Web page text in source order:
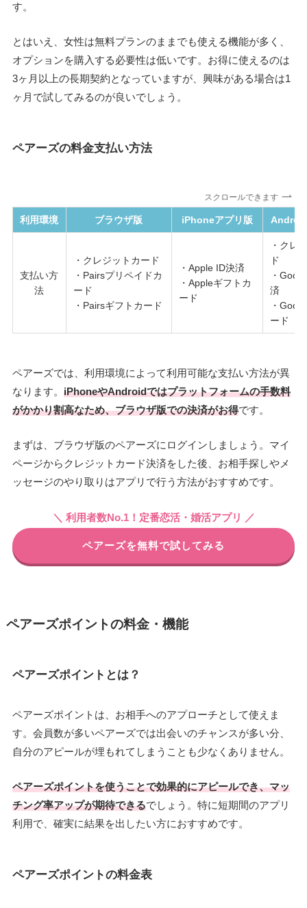
す。
とはいえ、女性は無料プランのままでも使える機能が多く、
オプションを購入する必要性は低いです。お得に使えるのは
3ヶ月以上の長期契約となっていますが、興味がある場合は1
ヶ月で試してみるのが良いでしょう。
ペアーズの料金支払い方法
スクロールできます
利用環境 ブラウザ版 iPhoneアプリ版
支払い方
法
・クレジットカード
・Pairsプリペイドカ
ード
・Pairsギフトカード
・Apple ID決済
・Appleギフトカ
ード
・クレ
ド
・
済
・
ード
ペアーズでは、利用環境によって利用可能な支払い方法が異
なります。 iPhoneやAndroidではプラットフォームの手数料
がかかり割高なため、ブラウザ版での決済がお得です。
まずは、ブラウザ版のペアーズにログインしましょう。マイ
ページからクレジットカード決済をした後、お相手探しやメ
ッセージのやり取りはアプリで行う方法がおすすめです。
＼ 利用者数No.1！定番恋活・婚活アプリ ／
ペアーズを無料で試してみる
ペアーズポイントの料金・機能
ペアーズポイントとは？
ペアーズポイントは、お相手へのアプローチとして使えま
す。会員数が多いペアーズでは出会いのチャンスが多い分、
自分のアピールが埋もれてしまうことも少なくありません。
ペアーズポイントを使うことで効果的にアピールでき、マッ
チング率アップが期待できるでしょう。特に短期間のアプリ
利用で、確実に結果を出したい方におすすめです。
ペアーズポイントの料金表